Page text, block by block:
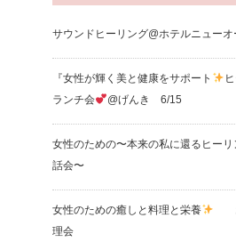
サウンドヒーリング@ホテルニューオ
『女性が輝く美と健康をサポート
ランチ会
@げんき 6/15
女性のための〜本来の私に還るヒー
話会〜
女性のための癒しと料理と栄養
お
理会